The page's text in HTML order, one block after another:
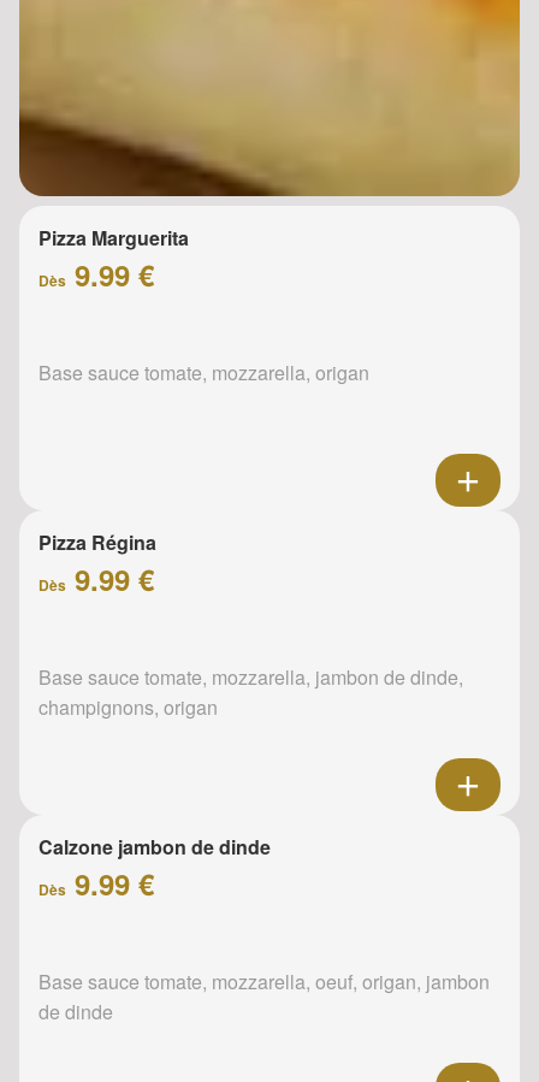
Pizza Marguerita
Dès 9.99 €
Base sauce tomate, mozzarella, origan
Pizza Régina
Dès 9.99 €
Base sauce tomate, mozzarella, jambon de dinde,
champignons, origan
Calzone jambon de dinde
Dès 9.99 €
Base sauce tomate, mozzarella, oeuf, origan, jambon
de dinde